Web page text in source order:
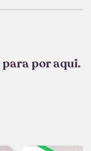
por aqui.